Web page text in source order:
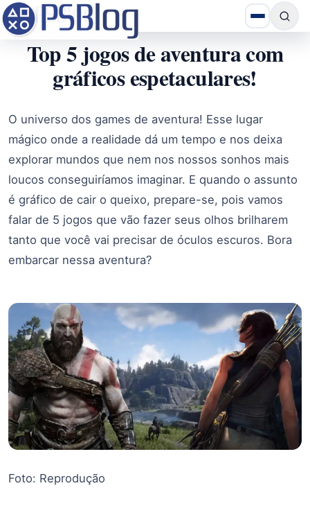
Top 5 jogos de aventura com
gráficos espetaculares!
O universo dos games de aventura! Esse lugar
mágico onde a realidade dá um tempo e nos deixa
explorar mundos que nem nos nossos sonhos mais
loucos conseguiríamos imaginar. E quando o assunto
é gráfico de cair o queixo, prepare-se, pois vamos
falar de 5 jogos que vão fazer seus olhos brilharem
tanto que você vai precisar de óculos escuros. Bora
embarcar nessa aventura?
Foto: Reprodução